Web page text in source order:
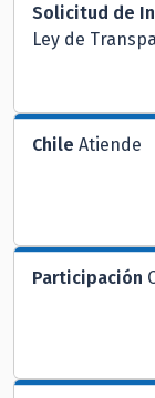
Solicitud de
Ley de
Chile Atiende
Participación